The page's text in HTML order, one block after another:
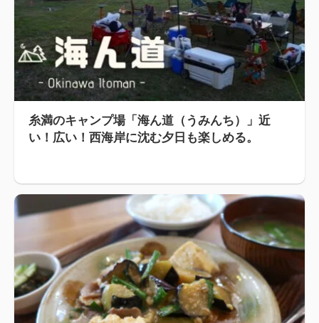
糸満のキャンプ場「海ん道（うみんち）」近
い！広い！西海岸に沈む夕日も楽しめる。